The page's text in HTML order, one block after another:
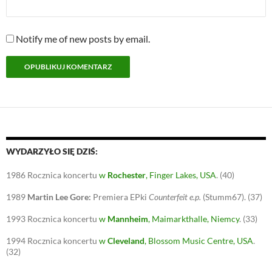
Notify me of new posts by email.
WYDARZYŁO SIĘ DZIŚ:
1986 Rocznica koncertu w Rochester, Finger Lakes, USA. (40)
1989 Martin Lee Gore: Premiera EPki Counterfeit e.p. (Stumm67). (37)
1993 Rocznica koncertu w Mannheim, Maimarkthalle, Niemcy. (33)
1994 Rocznica koncertu wCleveland, Blossom Music Centre, USA.
(32)